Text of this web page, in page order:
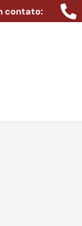
contato: